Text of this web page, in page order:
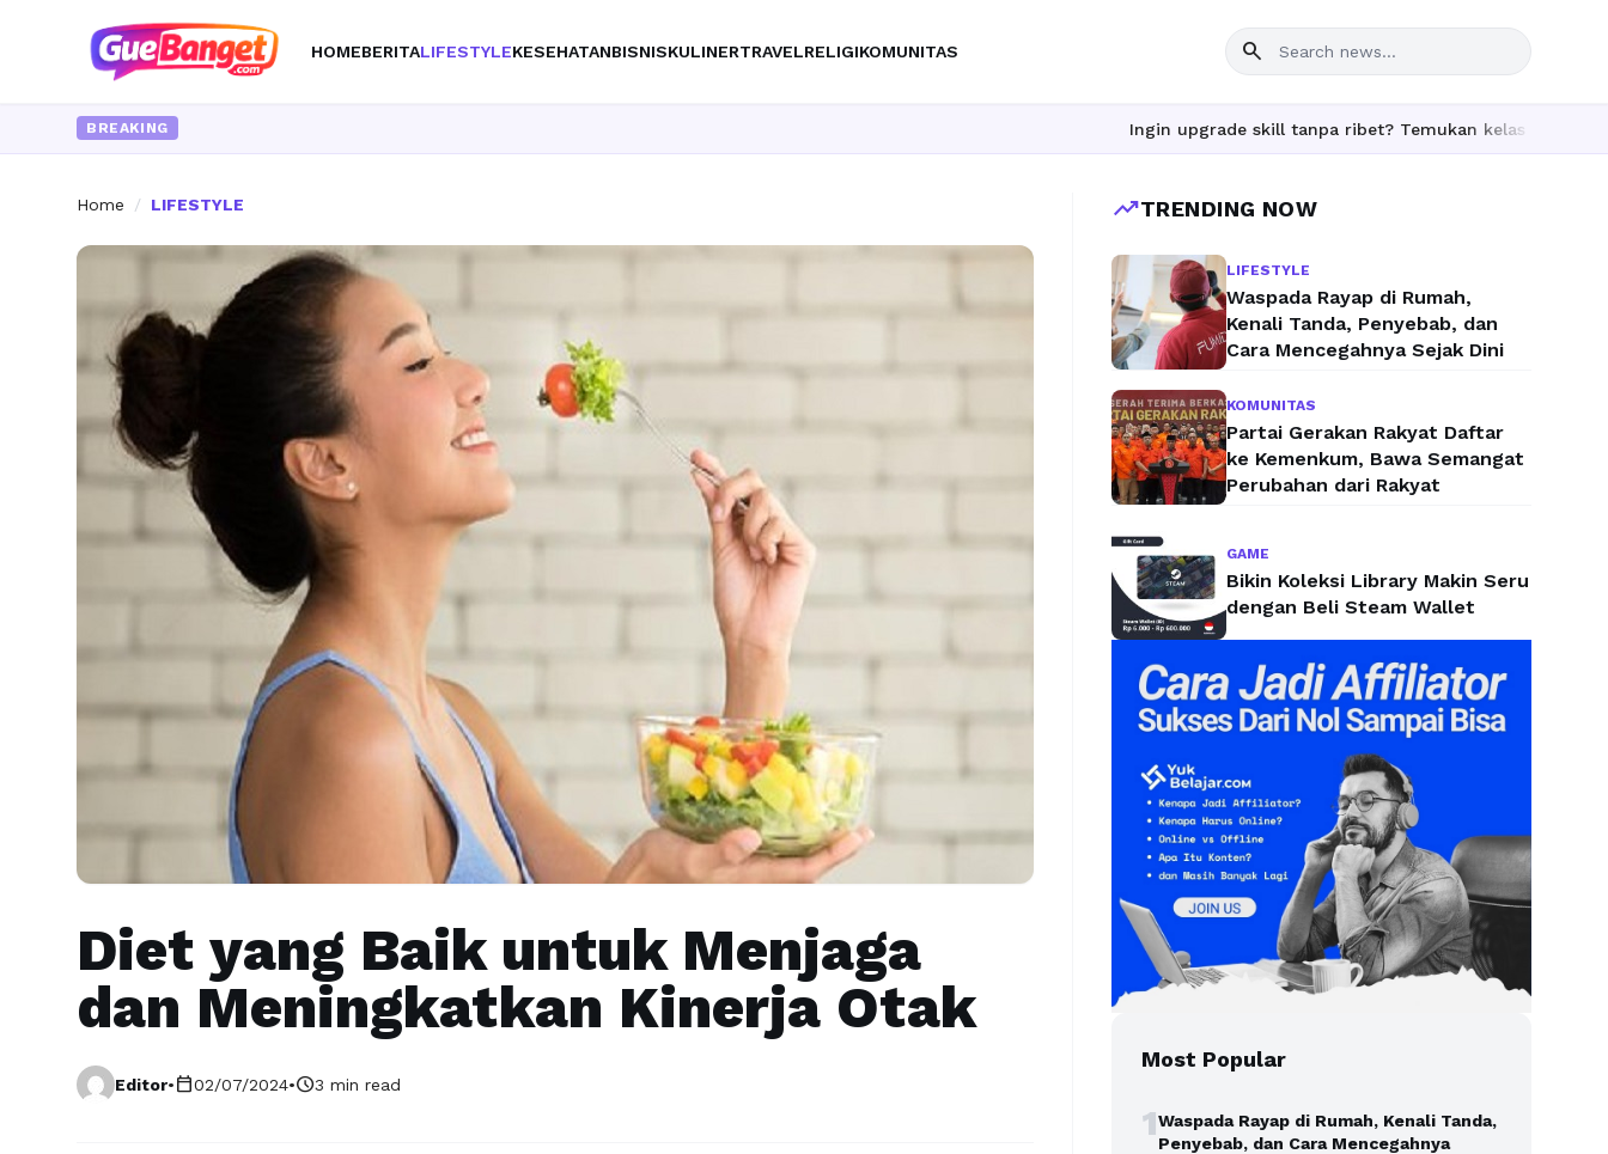
HOMEBERITALIFESTYLEKESEHATANBISNISKULINERTRAVELRELIGIKOMUNITAS search
BREAKING Ingin upgrade skill tanpa ribet? Temukan kelas seru dan materi
Home / LIFESTYLE
Diet yang Baik untuk Menjaga
dan Meningkatkan Kinerja Otak
Editor•calendar_today02/07/2024•schedule3 min read
trending_upTRENDING NOW
LIFESTYLE
Waspada Rayap di Rumah,
Kenali Tanda, Penyebab, dan
Cara Mencegahnya Sejak Dini
KOMUNITAS
Partai Gerakan Rakyat Daftar
ke Kemenkum, Bawa Semangat
Perubahan dari Rakyat
GAME
Bikin Koleksi Library Makin Seru
dengan Beli Steam Wallet
Most Popular
1Waspada Rayap di Rumah, Kenali Tanda,
Penyebab, dan Cara Mencegahnya